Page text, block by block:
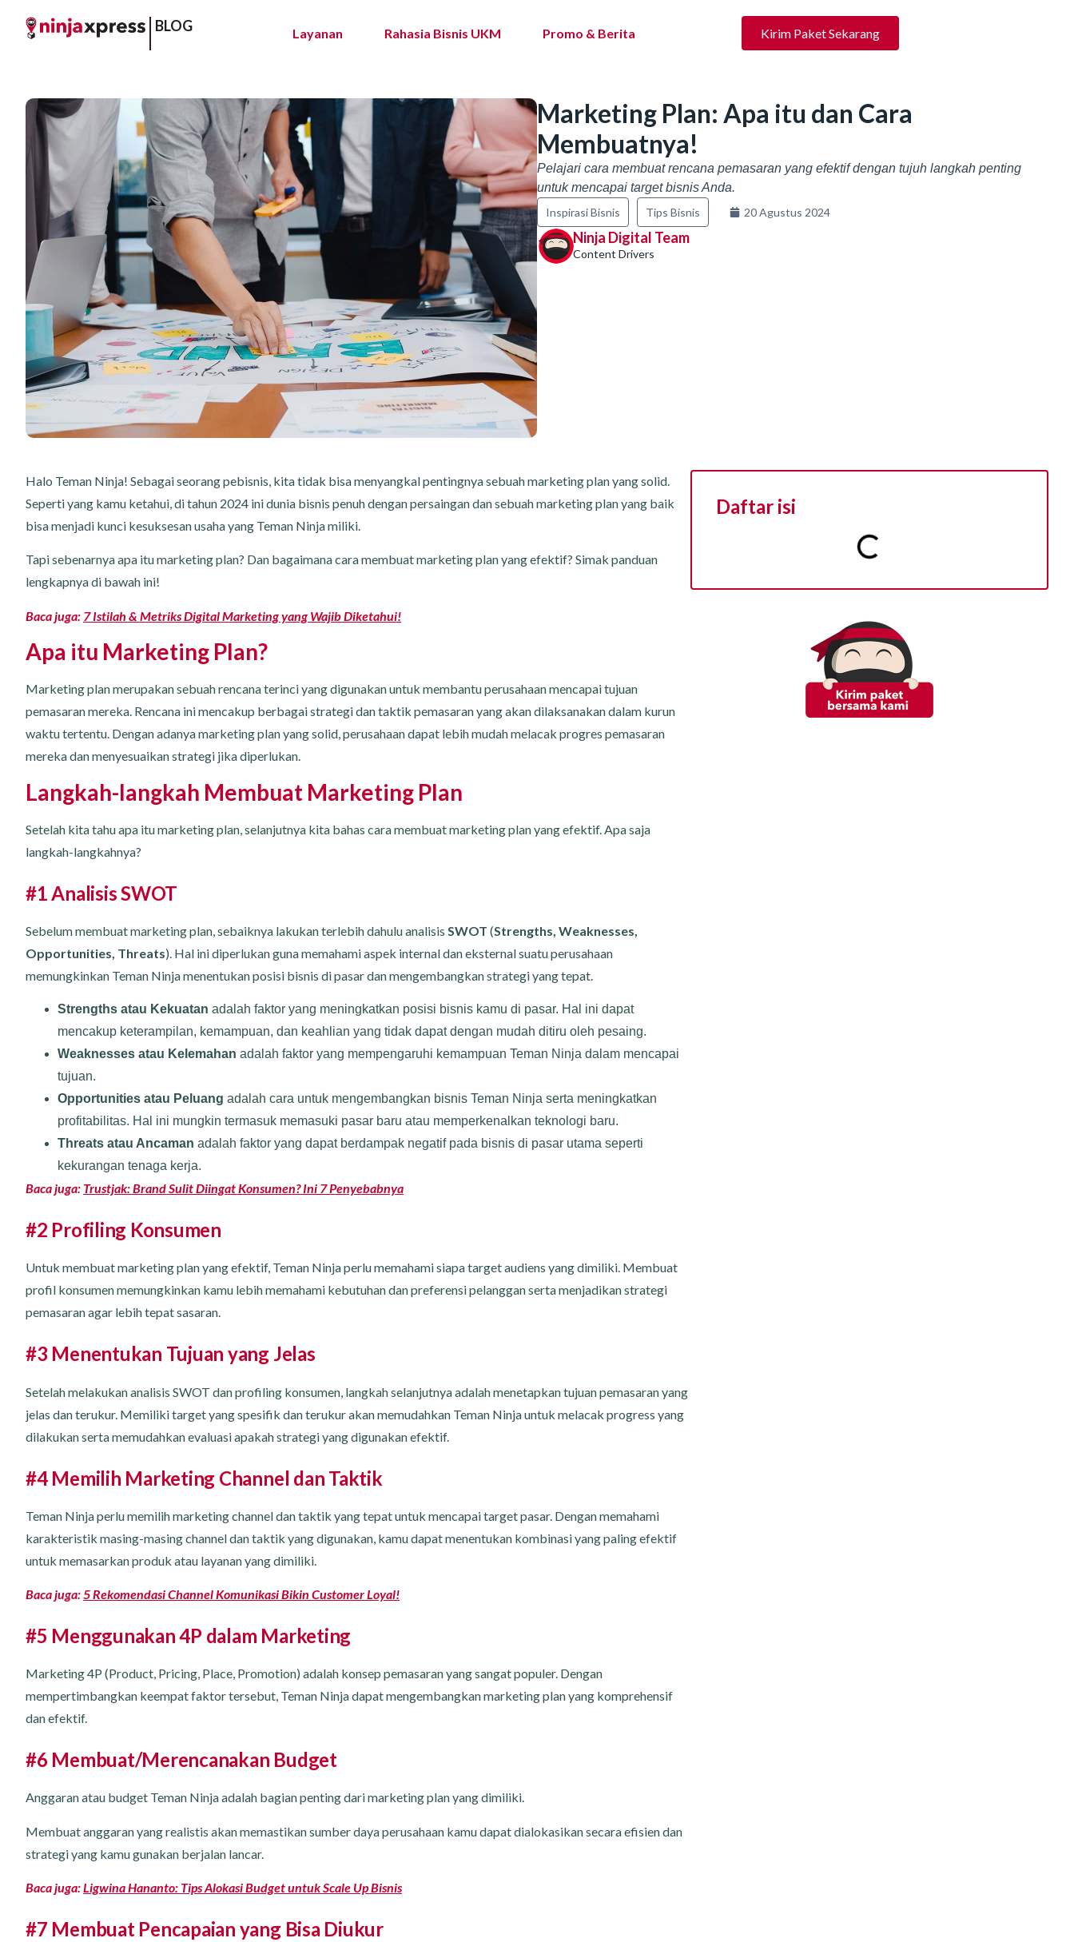
BLOG Layanan Rahasia Bisnis UKM Promo & Berita Kirim Paket Sekarang
Marketing Plan: Apa itu dan Cara
Membuatnya!
Pelajari cara membuat rencana pemasaran yang efektif dengan tujuh langkah penting
untuk mencapai target bisnis Anda.
Inspirasi Bisnis
Tips Bisnis 20 Agustus 2024
Ninja Digital Team
Content Drivers
Halo Teman Ninja! Sebagai seorang pebisnis, kita tidak bisa menyangkal pentingnya sebuah marketing plan yang solid.
Seperti yang kamu ketahui, di tahun 2024 ini dunia bisnis penuh dengan persaingan dan sebuah marketing plan yang baik
bisa menjadi kunci kesuksesan usaha yang Teman Ninja miliki.
Tapi sebenarnya apa itu marketing plan? Dan bagaimana cara membuat marketing plan yang efektif? Simak panduan
lengkapnya di bawah ini!
Baca juga: 7 Istilah & Metriks Digital Marketing yang Wajib Diketahui!
Apa itu Marketing Plan?
Marketing plan merupakan sebuah rencana terinci yang digunakan untuk membantu perusahaan mencapai tujuan
pemasaran mereka. Rencana ini mencakup berbagai strategi dan taktik pemasaran yang akan dilaksanakan dalam kurun
waktu tertentu. Dengan adanya marketing plan yang solid, perusahaan dapat lebih mudah melacak progres pemasaran
mereka dan menyesuaikan strategi jika diperlukan.
Langkah-langkah Membuat Marketing Plan
Setelah kita tahu apa itu marketing plan, selanjutnya kita bahas cara membuat marketing plan yang efektif. Apa saja
langkah-langkahnya?
#1 Analisis SWOT
Sebelum membuat marketing plan, sebaiknya lakukan terlebih dahulu analisis SWOT (Strengths, Weaknesses,
Opportunities, Threats). Hal ini diperlukan guna memahami aspek internal dan eksternal suatu perusahaan
memungkinkan Teman Ninja menentukan posisi bisnis di pasar dan mengembangkan strategi yang tepat.
Strengths atau Kekuatan adalah faktor yang meningkatkan posisi bisnis kamu di pasar. Hal ini dapat
mencakup keterampilan, kemampuan, dan keahlian yang tidak dapat dengan mudah ditiru oleh pesaing.
Weaknesses atau Kelemahan adalah faktor yang mempengaruhi kemampuan Teman Ninja dalam mencapai
tujuan.
Opportunities atau Peluang adalah cara untuk mengembangkan bisnis Teman Ninja serta meningkatkan
profitabilitas. Hal ini mungkin termasuk memasuki pasar baru atau memperkenalkan teknologi baru.
Threats atau Ancaman adalah faktor yang dapat berdampak negatif pada bisnis di pasar utama seperti
kekurangan tenaga kerja.
Baca juga: Trustjak: Brand Sulit Diingat Konsumen? Ini 7 Penyebabnya
#2 Profiling Konsumen
Untuk membuat marketing plan yang efektif, Teman Ninja perlu memahami siapa target audiens yang dimiliki. Membuat
profil konsumen memungkinkan kamu lebih memahami kebutuhan dan preferensi pelanggan serta menjadikan strategi
pemasaran agar lebih tepat sasaran.
#3 Menentukan Tujuan yang Jelas
Setelah melakukan analisis SWOT dan profiling konsumen, langkah selanjutnya adalah menetapkan tujuan pemasaran yang
jelas dan terukur. Memiliki target yang spesifik dan terukur akan memudahkan Teman Ninja untuk melacak progress yang
dilakukan serta memudahkan evaluasi apakah strategi yang digunakan efektif.
#4 Memilih Marketing Channel dan Taktik
Teman Ninja perlu memilih marketing channel dan taktik yang tepat untuk mencapai target pasar. Dengan memahami
karakteristik masing-masing channel dan taktik yang digunakan, kamu dapat menentukan kombinasi yang paling efektif
untuk memasarkan produk atau layanan yang dimiliki.
Baca juga:5 Rekomendasi Channel Komunikasi Bikin Customer Loyal!
#5 Menggunakan 4P dalam Marketing
Marketing 4P (Product, Pricing, Place, Promotion) adalah konsep pemasaran yang sangat populer. Dengan
mempertimbangkan keempat faktor tersebut, Teman Ninja dapat mengembangkan marketing plan yang komprehensif
dan efektif.
#6 Membuat/Merencanakan Budget
Anggaran atau budget Teman Ninja adalah bagian penting dari marketing plan yang dimiliki.
Membuat anggaran yang realistis akan memastikan sumber daya perusahaan kamu dapat dialokasikan secara efisien dan
strategi yang kamu gunakan berjalan lancar.
Baca juga:Ligwina Hananto: Tips Alokasi Budget untuk Scale Up Bisnis
#7 Membuat Pencapaian yang Bisa Diukur
Daftar isi